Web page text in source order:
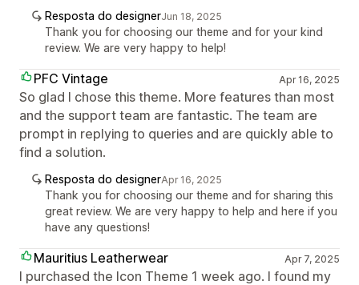
Resposta do designerJun 18, 2025
Thank you for choosing our theme and for your kind
review. We are very happy to help!
PFC Vintage Apr 16, 2025
So glad I chose this theme. More features than most
and the support team are fantastic. The team are
prompt in replying to queries and are quickly able to
find a solution.
Resposta do designerApr 16, 2025
Thank you for choosing our theme and for sharing this
great review. We are very happy to help and here if you
have any questions!
Mauritius Leatherwear Apr 7, 2025
I purchased the Icon Theme 1 week ago. I found my